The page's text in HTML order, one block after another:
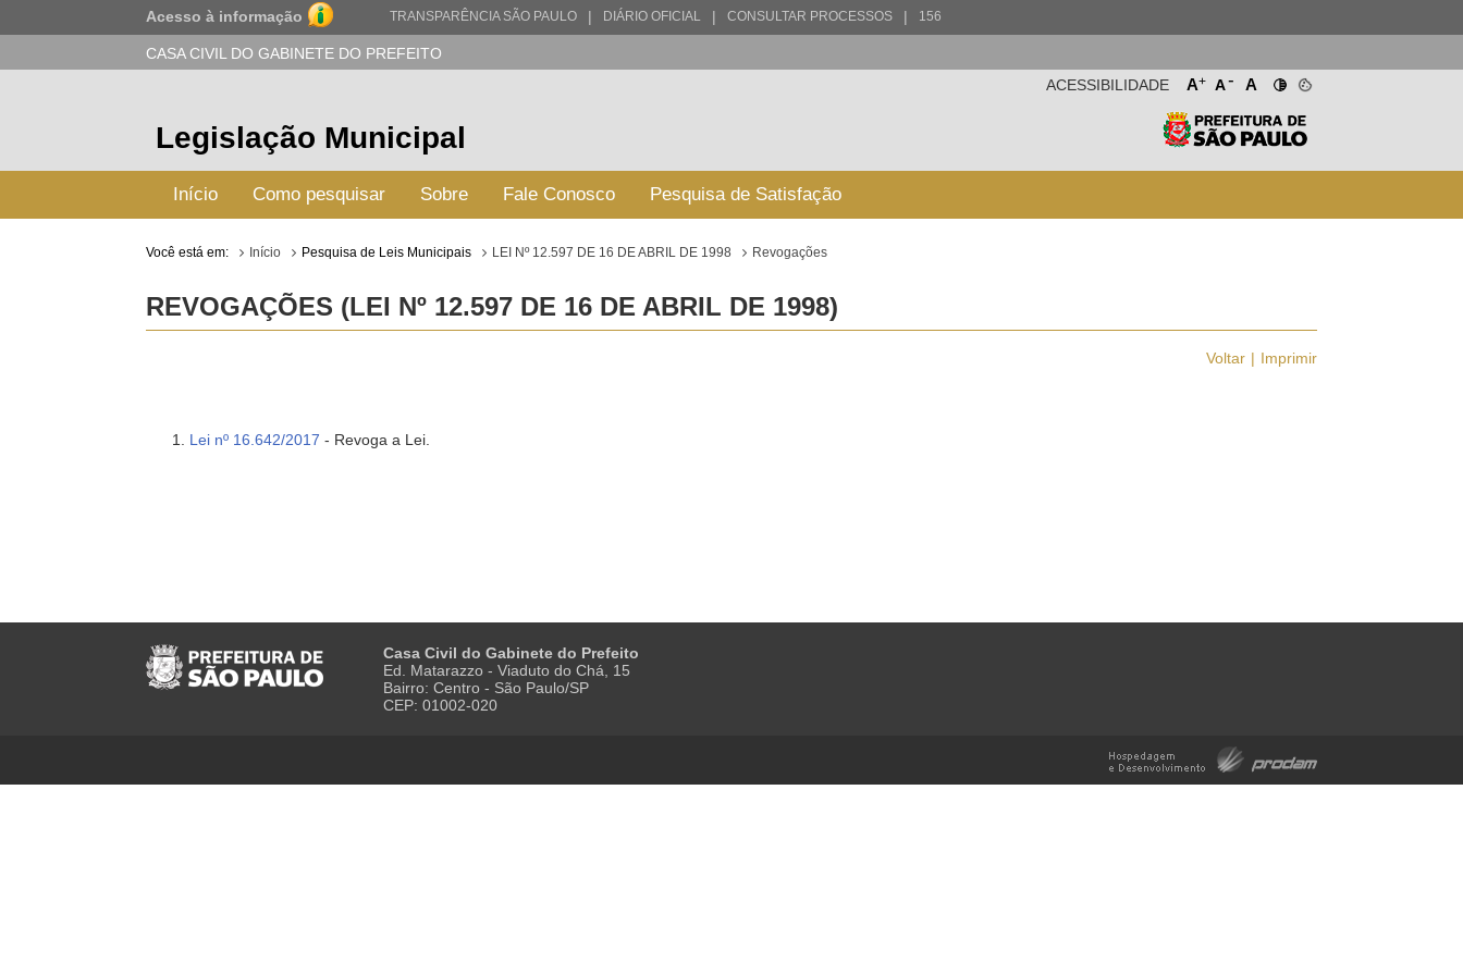
Acesso à informação TRANSPARÊNCIA SÃO PAULO | DIÁRIO OFICIAL | CONSULTAR PROCESSOS | 156
CASA CIVIL DO GABINETE DO PREFEITO
A+ A- A
ACESSIBILIDADE
Legislação Municipal
Início Como pesquisar Sobre Fale Conosco Pesquisa de Satisfação
Você está em: Início Pesquisa de Leis Municipais LEI Nº 12.597 DE 16 DE ABRIL DE 1998 Revogações
REVOGAÇÕES (LEI Nº 12.597 DE 16 DE ABRIL DE 1998)
Voltar Imprimir
Lei nº 16.642/2017 - Revoga a Lei.
Casa Civil do Gabinete do Prefeito
Ed. Matarazzo - Viaduto do Chá, 15
Bairro: Centro - São Paulo/SP
CEP: 01002-020